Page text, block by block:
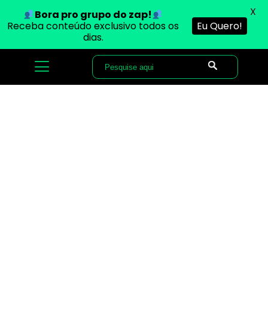
Bora pro grupo do zap!
Receba conteúdo exclusivo todos os
dias.
Eu Quero!
X